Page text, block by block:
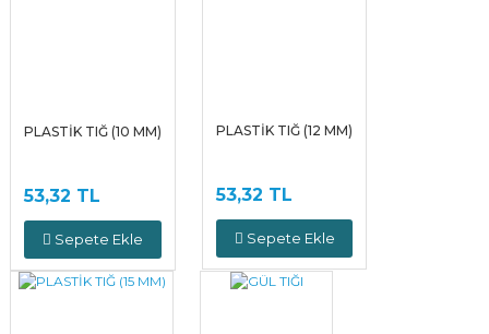
PLASTİK TIĞ (10 MM)
53,32 TL
Sepete Ekle
PLASTİK TIĞ (12 MM)
53,32 TL
Sepete Ekle